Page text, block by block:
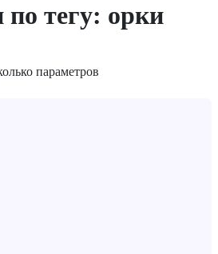
тегу: орки
параметров